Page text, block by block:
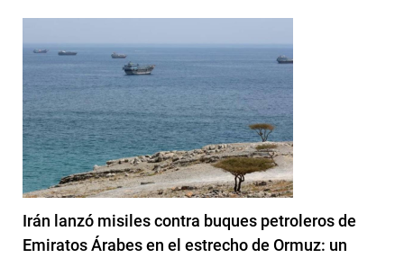
Irán lanzó misiles contra buques petroleros de
Emiratos Árabes en el estrecho de Ormuz: un